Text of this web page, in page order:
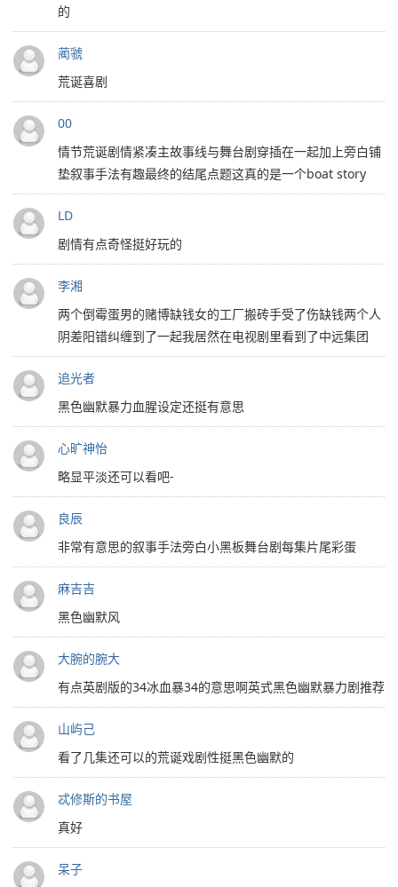
的
蔺虢
荒诞喜剧
00
情节荒诞剧情紧凑主故事线与舞台剧穿插在一起加上旁白铺
垫叙事手法有趣最终的结尾点题这真的是一个boat story
LD
剧情有点奇怪挺好玩的
李湘
两个倒霉蛋男的赌博缺钱女的工厂搬砖手受了伤缺钱两个人
阴差阳错纠缠到了一起我居然在电视剧里看到了中远集团
追光者
黑色幽默暴力血腥设定还挺有意思
心旷神怡
略显平淡还可以看吧-
良辰
非常有意思的叙事手法旁白小黑板舞台剧每集片尾彩蛋
麻吉吉
黑色幽默风
大腕的腕大
有点英剧版的34冰血暴34的意思啊英式黑色幽默暴力剧推荐
山屿己
看了几集还可以的荒诞戏剧性挺黑色幽默的
忒修斯的书屋
真好
呆子